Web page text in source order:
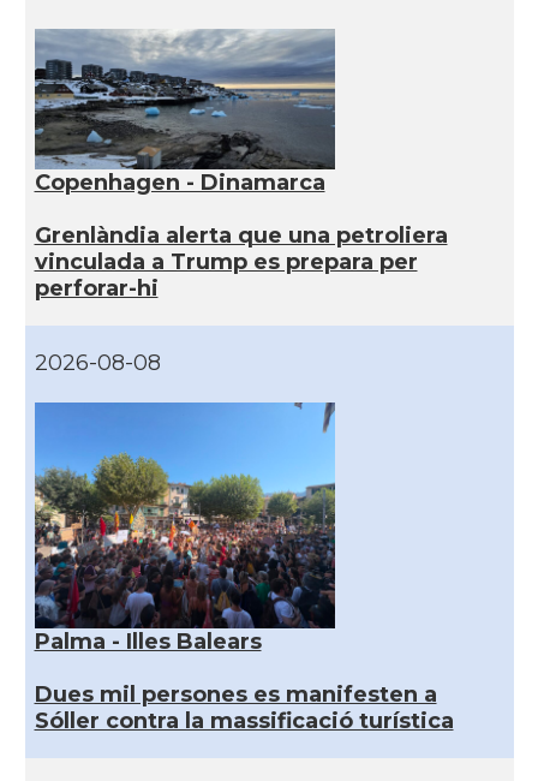
Copenhagen - Dinamarca
Grenlàndia alerta que una petroliera
vinculada a Trump es prepara per
perforar-hi
2026-08-08
Palma - Illes Balears
Dues mil persones es manifesten a
Sóller contra la massificació turística